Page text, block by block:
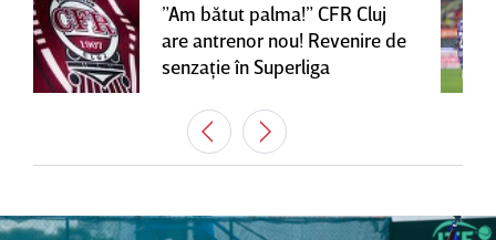
”Am bătut palma!” CFR Cluj
are antrenor nou! Revenire de
senzaţie în Superliga